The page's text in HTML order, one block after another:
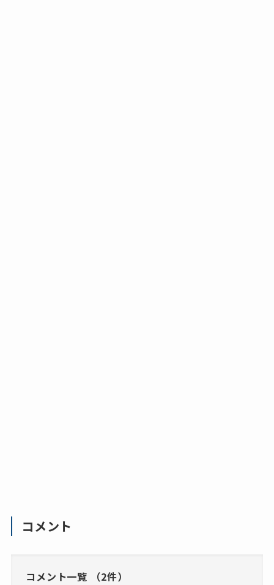
コメント
コメント一覧 （2件）